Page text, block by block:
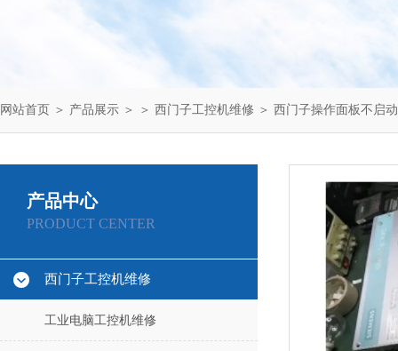
网站首页 ＞ 产品展示 ＞ ＞ 西门子工控机维修 ＞ 西门子操作面板不启
产品中心
PRODUCT CENTER
西门子工控机维修
工业电脑工控机维修